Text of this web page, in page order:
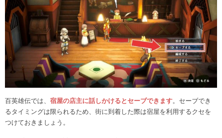
百英雄伝では、 宿屋の店主に話しかけるとセーブできます。セーブでき
るタイミングは限られるため、街に到着した際は宿屋を利用するクセを
つけておきましょう。